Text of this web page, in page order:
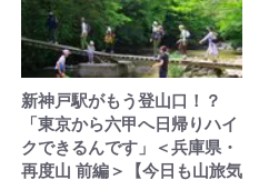
新神戸駅がもう登山口！？
「東京から六甲へ日帰りハイ
クできるんです」＜兵庫県・
再度山 前編＞【今日も山旅気